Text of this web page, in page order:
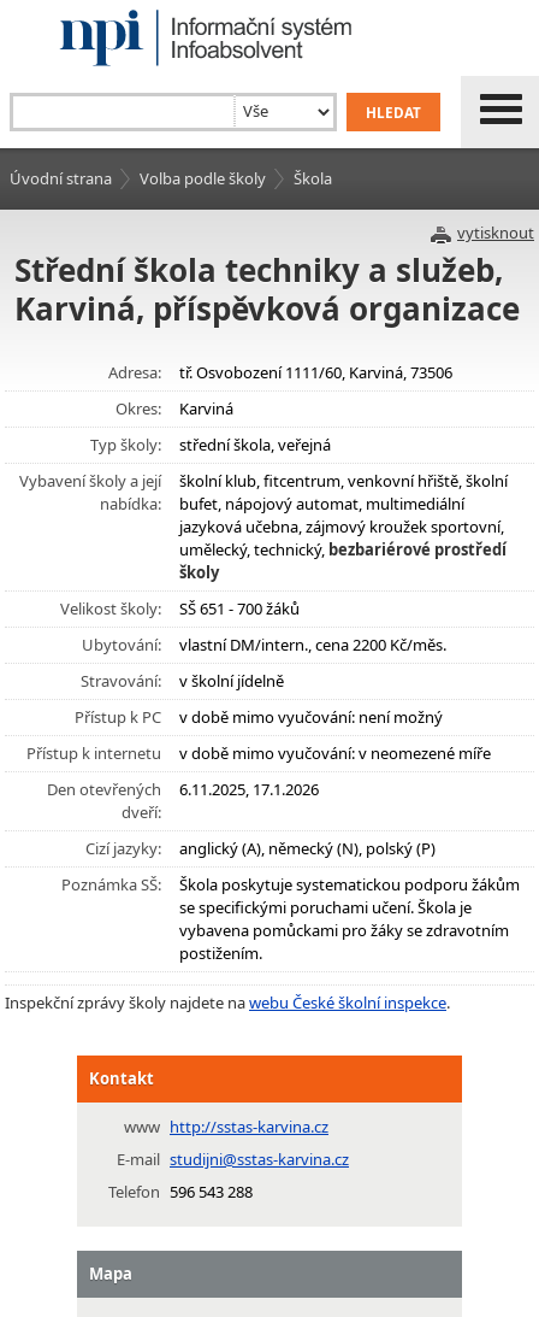
Úvodní strana Volba podle školy Škola
vytisknout
Střední škola techniky a služeb,
Karviná, příspěvková organizace
Adresa:
tř. Osvobození 1111/60, Karviná, 73506
Okres:
Karviná
Typ školy:
střední škola, veřejná
Vybavení školy a její
nabídka:
školní klub, fitcentrum, venkovní hřiště, školní
bufet, nápojový automat, multimediální
jazyková učebna, zájmový kroužek sportovní,
umělecký, technický, bezbariérové prostředí
školy
Velikost školy:
SŠ 651 - 700 žáků
Ubytování:
vlastní DM/intern., cena 2200 Kč/měs.
Stravování:
v školní jídelně
Přístup k PC
v době mimo vyučování: není možný
Přístup k internetu
v době mimo vyučování: v neomezené míře
Den otevřených
dveří:
6.11.2025, 17.1.2026
Cizí jazyky:
anglický (A), německý (N), polský (P)
Poznámka SŠ:
Škola poskytuje systematickou podporu žákům
se specifickými poruchami učení. Škola je
vybavena pomůckami pro žáky se zdravotním
postižením.
Inspekční zprávy školy najdete nawebu České školní inspekce.
Kontakt
www http://sstas-karvina.cz
E-mail studijni@sstas-karvina.cz
Telefon 596 543 288
Mapa